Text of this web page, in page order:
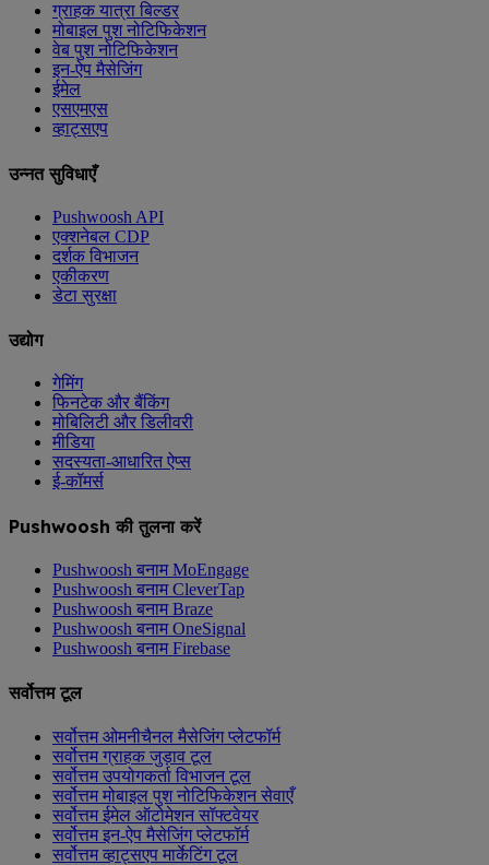
ग्राहक यात्रा बिल्डर
मोबाइल पुश नोटिफिकेशन
वेब पुश नोटिफिकेशन
इन-ऐप मैसेजिंग
ईमेल
एसएमएस
व्हाट्सएप
उन्नत सुविधाएँ
Pushwoosh API
एक्शनेबल CDP
दर्शक विभाजन
एकीकरण
डेटा सुरक्षा
उद्योग
गेमिंग
फिनटेक और बैंकिंग
मोबिलिटी और डिलीवरी
मीडिया
सदस्यता-आधारित ऐप्स
ई-कॉमर्स
Pushwoosh की तुलना करें
Pushwoosh बनाम MoEngage
Pushwoosh बनाम CleverTap
Pushwoosh बनाम Braze
Pushwoosh बनाम OneSignal
Pushwoosh बनाम Firebase
सर्वोत्तम टूल
सर्वोत्तम ओमनीचैनल मैसेजिंग प्लेटफॉर्म
सर्वोत्तम ग्राहक जुड़ाव टूल
सर्वोत्तम उपयोगकर्ता विभाजन टूल
सर्वोत्तम मोबाइल पुश नोटिफिकेशन सेवाएँ
सर्वोत्तम ईमेल ऑटोमेशन सॉफ्टवेयर
सर्वोत्तम इन-ऐप मैसेजिंग प्लेटफॉर्म
सर्वोत्तम व्हाट्सएप मार्केटिंग टूल